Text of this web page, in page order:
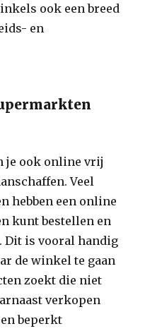
ook een breed
en
je ook online vrij
Veel
hebben een online
kunt bestellen en
Dit is vooral handig
de winkel te gaan
zoekt die niet
verkopen
beperkt